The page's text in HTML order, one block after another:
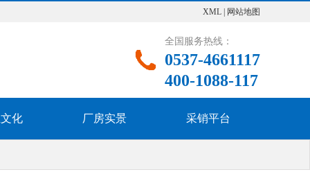
XML 网站地图
全国服务热线：
0537-4661117
400-1088-117
化 厂房实景 采销平台